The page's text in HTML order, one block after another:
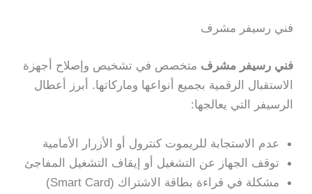
فني رسيفر مشرف
فني رسيفر مشرف متخصص في تشخيص وإصلاح أجهزة
الاستقبال الرقمية بجميع أنواعها وماركاتها. أبرز أعطال
الرسيفر التي يعالجها:
عدم الاستجابة للريموت كنترول أو الأزرار الأمامية
توقف الجهاز عن التشغيل أو إيقاف التشغيل المفاجئ
مشكلة في قراءة بطاقة الاشتراك (Smart Card)